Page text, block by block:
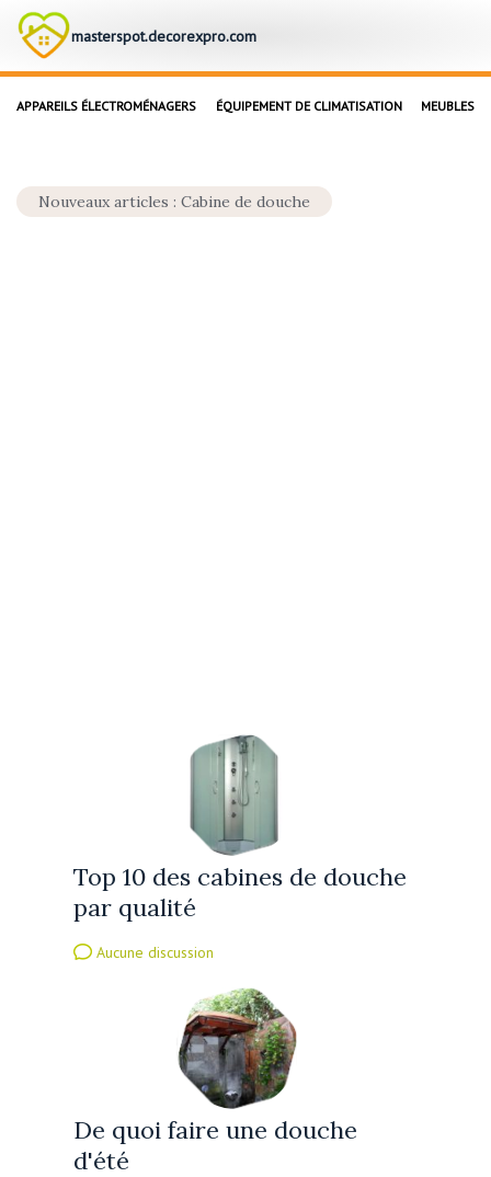
masterspot.decorexpro.com
APPAREILS ÉLECTROMÉNAGERS ÉQUIPEMENT DE CLIMATISATION MEUBLES
Nouveaux articles : Cabine de douche
Top 10 des cabines de douche
par qualité
Aucune discussion
De quoi faire une douche
d'été